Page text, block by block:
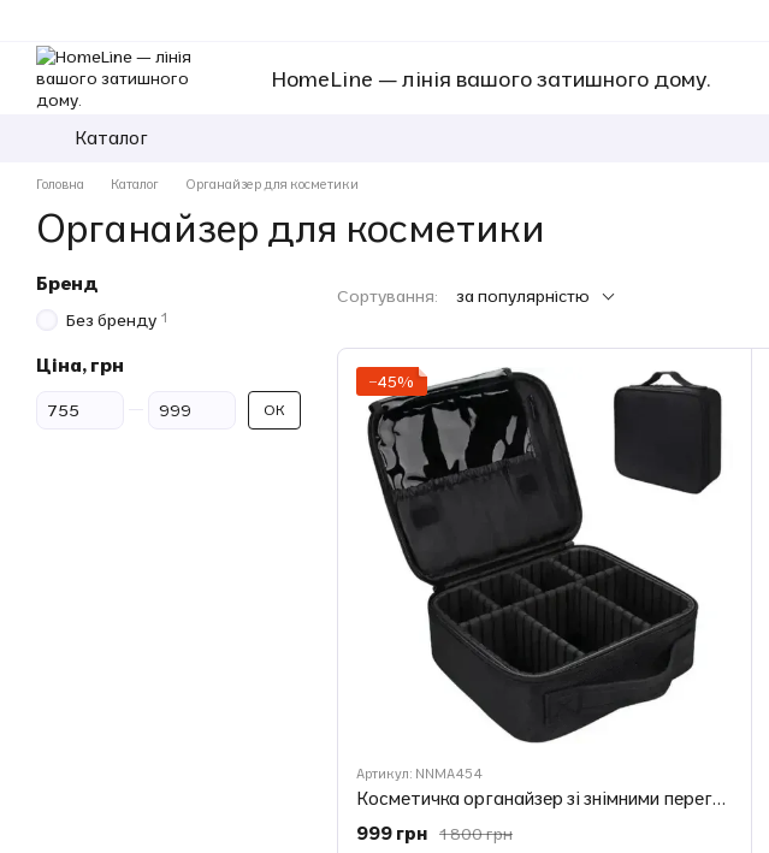
HomeLine — лінія вашого затишного дому.
Каталог
Головна Каталог Органайзер для косметики
Органайзер для косметики
Сортування: за популярністю
−45%
Артикул: NNMA454
Косметичка органайзер зі знімними перегородками дорожній портативний б'юті кейс із ручкою MA-454
1 800 грн
999 грн
Бренд
Без бренду 1
Ціна, грн
Від Ціна, грн
До Ціна, грн ОК